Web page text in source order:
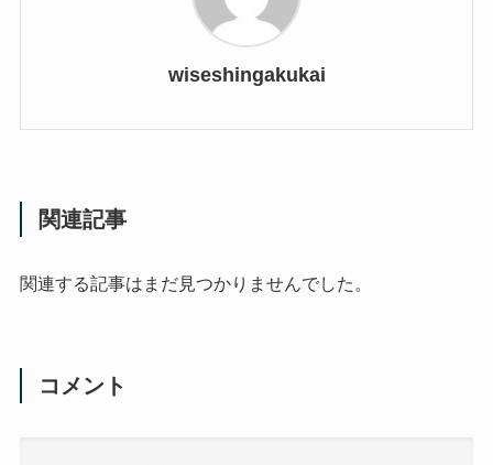
wiseshingakukai
関連記事
関連する記事はまだ見つかりませんでした。
コメント